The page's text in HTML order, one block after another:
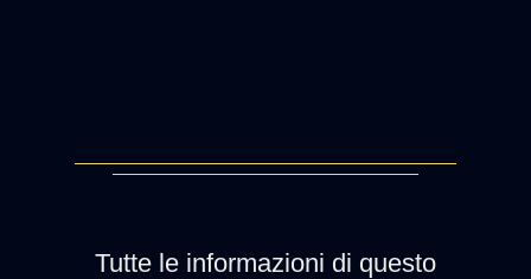
Tutte le informazioni di questo